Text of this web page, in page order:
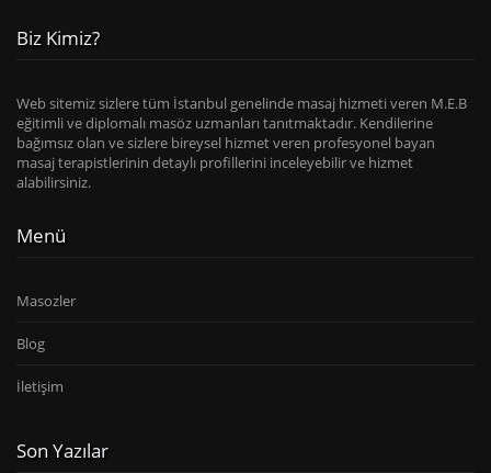
Biz Kimiz?
Web sitemiz sizlere tüm İstanbul genelinde masaj hizmeti veren M.E.B
eğitimli ve diplomalı masöz uzmanları tanıtmaktadır. Kendilerine
bağımsız olan ve sizlere bireysel hizmet veren profesyonel bayan
masaj terapistlerinin detaylı profillerini inceleyebilir ve hizmet
alabilirsiniz.
Menü
Masozler
Blog
İletişim
Son Yazılar